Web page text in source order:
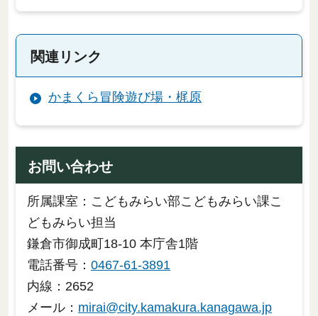
関連リンク
かまくら冒険遊び場・梶原
お問い合わせ
所属課室：こどもみらい部こどもみらい課こ
どもみらい担当
鎌倉市御成町18-10 本庁舎1階
電話番号： 0467-61-3891
内線：2652
メール： mirai@city.kamakura.kanagawa.jp